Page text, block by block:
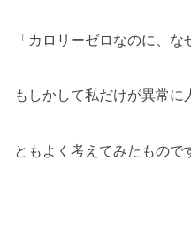
「カロリーゼロなのに、
もしかして私だけが異常
ともよく考えてみたもので